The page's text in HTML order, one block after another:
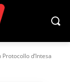
d’Intesa